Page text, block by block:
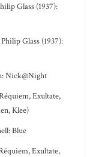
Glass (1937):
Glass (1937):
Nick@Night
Exultate,
Klee)
Blue
Exultate,